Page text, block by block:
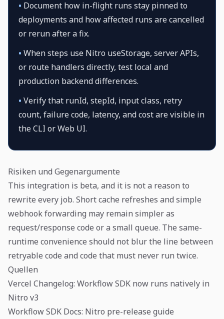
• Document how in-flight runs stay pinned to
deployments and how affected runs are cancelled
or rerun after a fix.
• When steps use Nitro useStorage, server APIs,
or route handlers directly, test local and
production backend differences.
• Verify that runId, stepId, input class, retry
count, failure code, latency, and cost are visible in
the CLI or Web UI.
Risiken und Gegenargumente
This integration is beta, and it is not a reason to
rewrite every job. Short cache refreshes and simple
webhook forwarding may remain simpler as
request/response code or a small queue. The same-
runtime convenience should not blur the line between
retryable code and code that must never run twice.
Quellen
Vercel Changelog: Workflow SDK now runs natively in
Nitro v3
Workflow SDK Docs: Nitro pre-release guide